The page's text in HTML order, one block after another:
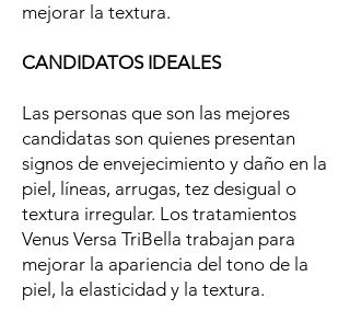
mejorar la textura.
CANDIDATOS IDEALES
Las personas que son las mejores
candidatas son quienes presentan
signos de envejecimiento y daño en la
piel, líneas, arrugas, tez desigual o
textura irregular. Los tratamientos
Venus Versa TriBella trabajan para
mejorar la apariencia del tono de la
piel, la elasticidad y la textura.